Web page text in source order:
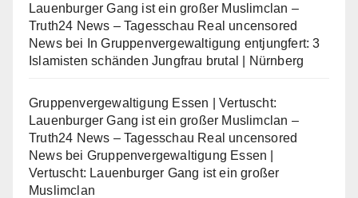
Lauenburger Gang ist ein großer Muslimclan –
Truth24 News – Tagesschau Real uncensored
Newsbei
In Gruppenvergewaltigung entjungfert: 3
Islamisten schänden Jungfrau brutal | Nürnberg
Gruppenvergewaltigung Essen | Vertuscht:
Lauenburger Gang ist ein großer Muslimclan –
Truth24 News – Tagesschau Real uncensored
Newsbei Gruppenvergewaltigung Essen |
Vertuscht: Lauenburger Gang ist ein großer
Muslimclan